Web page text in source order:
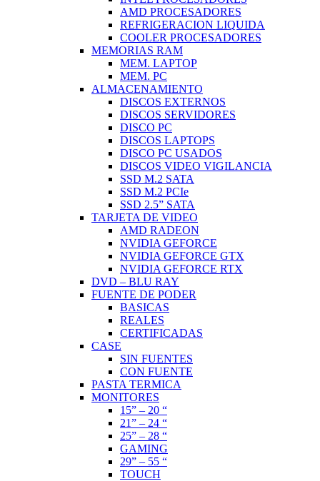
AMD PROCESADORES
REFRIGERACION LIQUIDA
COOLER PROCESADORES
MEMORIAS RAM
MEM. LAPTOP
MEM. PC
ALMACENAMIENTO
DISCOS EXTERNOS
DISCOS SERVIDORES
DISCO PC
DISCOS LAPTOPS
DISCO PC USADOS
DISCOS VIDEO VIGILANCIA
SSD M.2 SATA
SSD M.2 PCIe
SSD 2.5” SATA
TARJETA DE VIDEO
AMD RADEON
NVIDIA GEFORCE
NVIDIA GEFORCE GTX
NVIDIA GEFORCE RTX
DVD – BLU RAY
FUENTE DE PODER
BASICAS
REALES
CERTIFICADAS
CASE
SIN FUENTES
CON FUENTE
PASTA TERMICA
MONITORES
15” – 20 “
21” – 24 “
25” – 28 “
GAMING
29” – 55 “
TOUCH